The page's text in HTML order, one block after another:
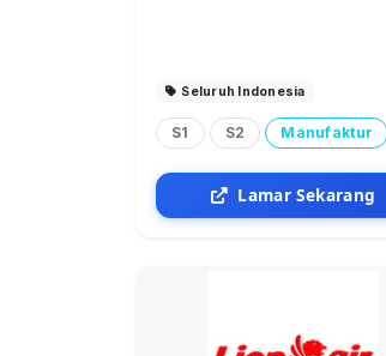
Seluruh Indonesia
S1 S2 Manufaktur
Lamar Sekarang